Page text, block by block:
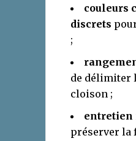
couleurs
discrets
;
de délimiter
cloison ;
entretien
préserver la